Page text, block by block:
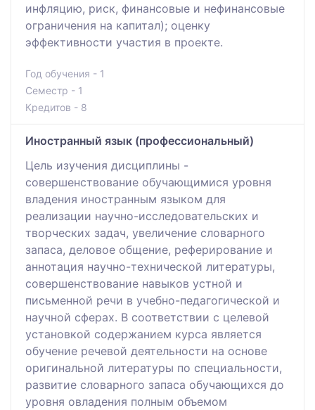
инфляцию, риск, финансовые и нефинансовые
ограничения на капитал); оценку
эффективности участия в проекте.
Год обучения - 1
Семестр - 1
Кредитов - 8
Иностранный язык (профессиональный)
Цель изучения дисциплины -
совершенствование обучающимися уровня
владения иностранным языком для
реализации научно-исследовательских и
творческих задач, увеличение словарного
запаса, деловое общение, реферирование и
аннотация научно-технической литературы,
совершенствование навыков устной и
письменной речи в учебно-педагогической и
научной сферах. В соответствии с целевой
установкой содержанием курса является
обучение речевой деятельности на основе
оригинальной литературы по специальности,
развитие словарного запаса обучающихся до
уровня овладения полным объемом